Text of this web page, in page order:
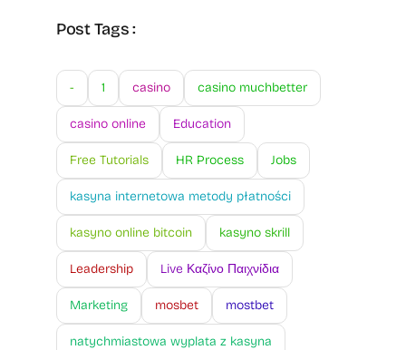
Post Tags :
- 1 casino casino muchbetter
casino online Education
Free Tutorials HR Process Jobs
kasyna internetowa metody płatności
kasyno online bitcoin kasyno skrill
Leadership Live Καζίνο Παιχνίδια
Marketing mosbet mostbet
natychmiastowa wyplata z kasyna